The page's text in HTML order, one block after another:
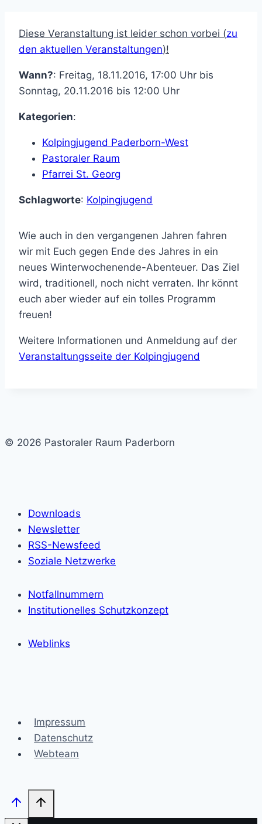
Diese Veranstaltung ist leider schon vorbei (zu
den aktuellen Veranstaltungen)!
Wann?: Freitag, 18.11.2016, 17:00 Uhr bis
Sonntag, 20.11.2016 bis 12:00 Uhr
Kategorien:
Kolpingjugend Paderborn-West
Pastoraler Raum
Pfarrei St. Georg
Schlagworte: Kolpingjugend
Wie auch in den vergangenen Jahren fahren
wir mit Euch gegen Ende des Jahres in ein
neues Winterwochenende-Abenteuer. Das Ziel
wird, traditionell, noch nicht verraten. Ihr könnt
euch aber wieder auf ein tolles Programm
freuen!
Weitere Informationen und Anmeldung auf der
Veranstaltungsseite der Kolpingjugend
© 2026 Pastoraler Raum Paderborn
Downloads
Newsletter
RSS-Newsfeed
Soziale Netzwerke
Notfallnummern
Institutionelles Schutzkonzept
Weblinks
Impressum
Datenschutz
Webteam